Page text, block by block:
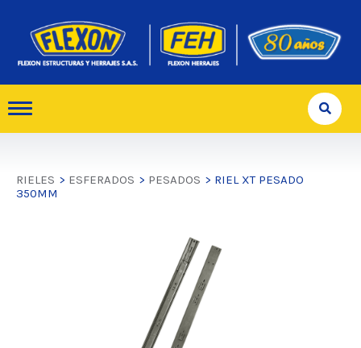
RIELES > ESFERADOS > PESADOS > RIEL XT PESADO
350MM